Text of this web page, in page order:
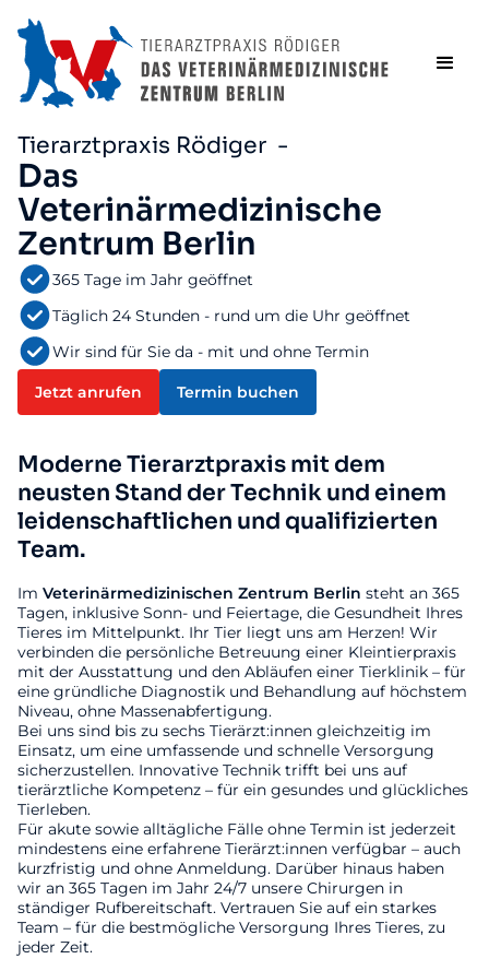
Tierarztpraxis Rödiger -
Das
Veterinärmedizinische
Zentrum Berlin
365 Tage im Jahr geöffnet
Täglich 24 Stunden - rund um die Uhr geöffnet
Wir sind für Sie da - mit und ohne Termin
Jetzt anrufen Termin buchen
Moderne Tierarztpraxis mit dem
neusten Stand der Technik und einem
leidenschaftlichen und qualifizierten
Team.
Im Veterinärmedizinischen Zentrum Berlin steht an 365
Tagen, inklusive Sonn- und Feiertage, die Gesundheit Ihres
Tieres im Mittelpunkt. Ihr Tier liegt uns am Herzen! Wir
verbinden die persönliche Betreuung einer Kleintierpraxis
mit der Ausstattung und den Abläufen einer Tierklinik – für
eine gründliche Diagnostik und Behandlung auf höchstem
Niveau, ohne Massenabfertigung.
Bei uns sind bis zu sechs Tierärzt:innen gleichzeitig im
Einsatz, um eine umfassende und schnelle Versorgung
sicherzustellen. Innovative Technik trifft bei uns auf
tierärztliche Kompetenz – für ein gesundes und glückliches
Tierleben.
Für akute sowie alltägliche Fälle ohne Termin ist jederzeit
mindestens eine erfahrene Tierärzt:innen verfügbar – auch
kurzfristig und ohne Anmeldung. Darüber hinaus haben
wir an 365 Tagen im Jahr 24/7 unsere Chirurgen in
ständiger Rufbereitschaft. Vertrauen Sie auf ein starkes
Team – für die bestmögliche Versorgung Ihres Tieres, zu
jeder Zeit.